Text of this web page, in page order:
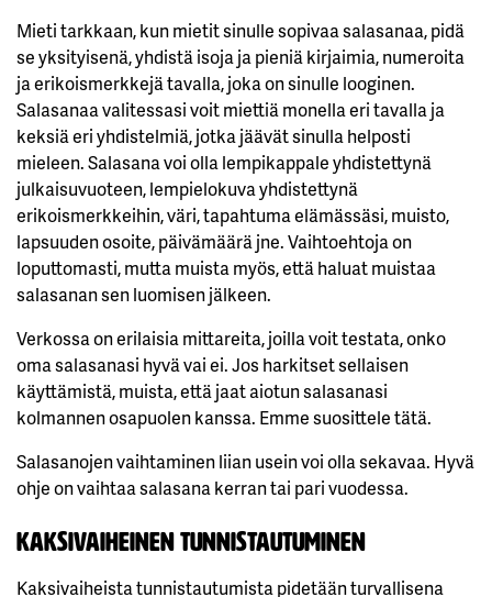
Mieti tarkkaan, kun mietit sinulle sopivaa salasanaa, pidä
se yksityisenä, yhdistä isoja ja pieniä kirjaimia, numeroita
ja erikoismerkkejä tavalla, joka on sinulle looginen.
Salasanaa valitessasi voit miettiä monella eri tavalla ja
keksiä eri yhdistelmiä, jotka jäävät sinulla helposti
mieleen. Salasana voi olla lempikappale yhdistettynä
julkaisuvuoteen, lempielokuva yhdistettynä
erikoismerkkeihin, väri, tapahtuma elämässäsi, muisto,
lapsuuden osoite, päivämäärä jne. Vaihtoehtoja on
loputtomasti, mutta muista myös, että haluat muistaa
salasanan sen luomisen jälkeen.
Verkossa on erilaisia mittareita, joilla voit testata, onko
oma salasanasi hyvä vai ei. Jos harkitset sellaisen
käyttämistä, muista, että jaat aiotun salasanasi
kolmannen osapuolen kanssa. Emme suosittele tätä.
Salasanojen vaihtaminen liian usein voi olla sekavaa. Hyvä
ohje on vaihtaa salasana kerran tai pari vuodessa.
Kaksivaiheinen tunnistautuminen
Kaksivaiheista tunnistautumista pidetään turvallisena